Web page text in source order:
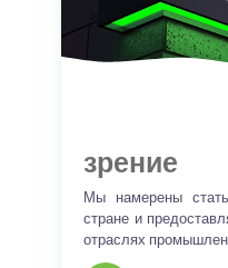
зрение
Мы намерены
стране и
отраслях